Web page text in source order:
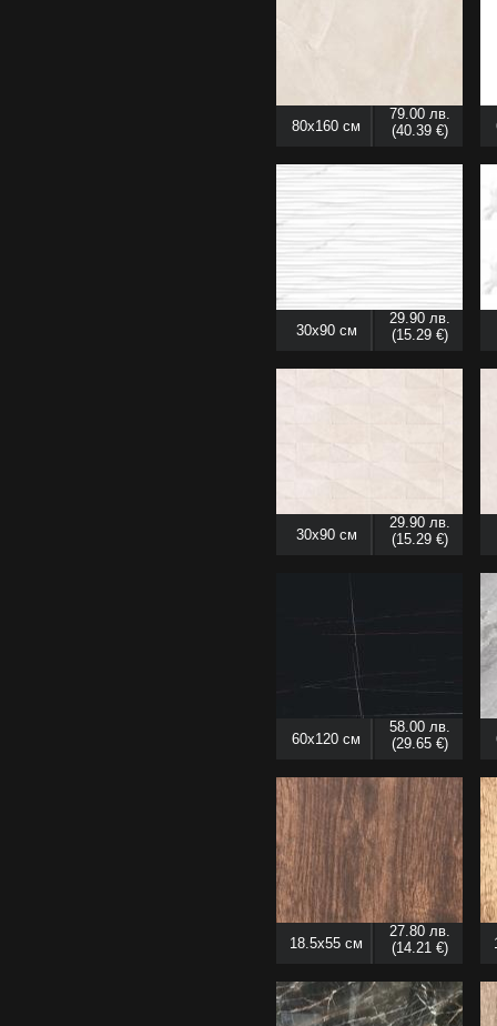
80x160 см
79.00 лв.
(40.39 €)
30x90 см
29.90 лв.
(15.29 €)
30x90 см
29.90 лв.
(15.29 €)
60x120 см
58.00 лв.
(29.65 €)
18.5x55 см
27.80 лв.
(14.21 €)